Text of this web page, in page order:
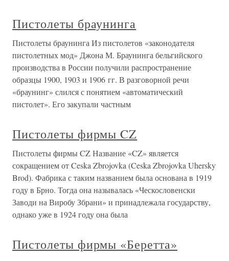
Пистолеты браунинга
Пистолеты браунинга Из пистолетов «законодателя
пистолетных мод» Джона М. Браунинга бельгийского
производства в России получили распространение
образцы 1900, 1903 и 1906 гг. В разговорной речи
«браунинг» слился с понятием «автоматический
пистолет». Его закупали частным
Пистолеты фирмы CZ
Пистолеты фирмы CZ Название «CZ» является
сокращением от Ceska Zbrojovka (Ceska Zbrojovka Uhersky
Brod). Фабрика с таким названием была основана в 1919
году в Брно. Тогда она называлась «Ческословенски
Заводи на Виробу Збрани» и принадлежала государству,
однако уже в 1924 году она была
Пистолеты фирмы «Беретта»